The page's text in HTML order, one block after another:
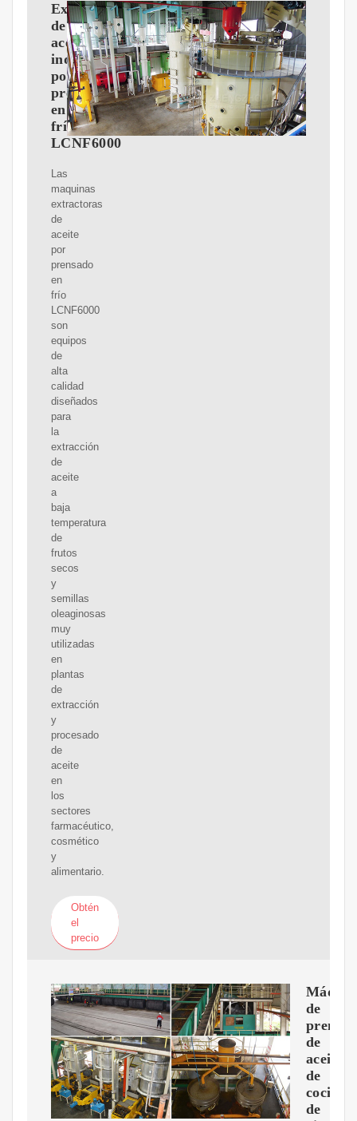
Extractor
de
aceite
industrial
por
prensado
en
frío
LCNF6000
Las
maquinas
extractoras
de
aceite
por
prensado
en
frío
LCNF6000
son
equipos
de
alta
calidad
diseñados
para
la
extracción
de
aceite
a
baja
temperatura
de
frutos
secos
y
semillas
oleaginosas
muy
utilizadas
en
plantas
de
extracción
y
procesado
de
aceite
en
los
sectores
farmacéutico,
cosmético
y
alimentario.
Obtén
el
precio
de
de
aceite
de
cocina
de